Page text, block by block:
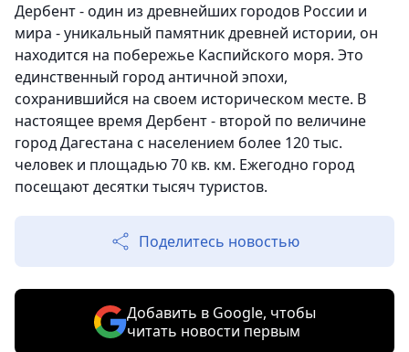
Дербент - один из древнейших городов России и
мира - уникальный памятник древней истории, он
находится на побережье Каспийского моря. Это
единственный город античной эпохи,
сохранившийся на своем историческом месте. В
настоящее время Дербент - второй по величине
город Дагестана с населением более 120 тыс.
человек и площадью 70 кв. км. Ежегодно город
посещают десятки тысяч туристов.
Поделитесь новостью
Добавить в Google, чтобы
читать новости первым